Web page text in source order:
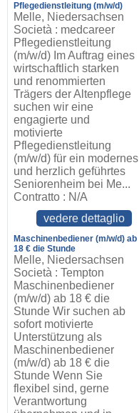
Pflegedienstleitung (m/w/d)
Melle, Niedersachsen
Società : medcareer
Pflegedienstleitung
(m/w/d) Im Auftrag eines
wirtschaftlich starken
und renommierten
Trägers der Altenpflege
suchen wir eine
engagierte und
motivierte
Pflegedienstleitung
(m/w/d) für ein modernes
und herzlich geführtes
Seniorenheim bei Me...
Contratto : N/A
vedere dettaglio
Maschinenbediener (m/w/d) ab
18 € die Stunde
Melle, Niedersachsen
Società : Tempton
Maschinenbediener
(m/w/d) ab 18 € die
Stunde Wir suchen ab
sofort motivierte
Unterstützung als
Maschinenbediener
(m/w/d) ab 18 € die
Stunde Wenn Sie
flexibel sind, gerne
Verantwortung